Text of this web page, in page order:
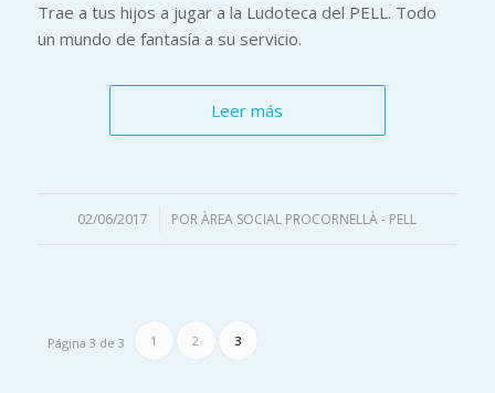
Trae a tus hijos a jugar a la Ludoteca del PELL. Todo
un mundo de fantasía a su servicio.
Leer más
02/06/2017
/ PORÀREA SOCIAL PROCORNELLÀ - PELL
Página 3 de 3 1 2 3